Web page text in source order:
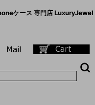
ケース 専門店 LuxuryJewel